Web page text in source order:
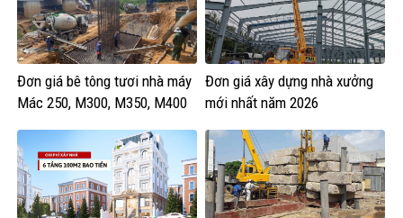
Đơn giá bê tông tươi nhà máy
Mác 250, M300, M350, M400
Đơn giá xây dựng nhà xưởng
mới nhất năm 2026